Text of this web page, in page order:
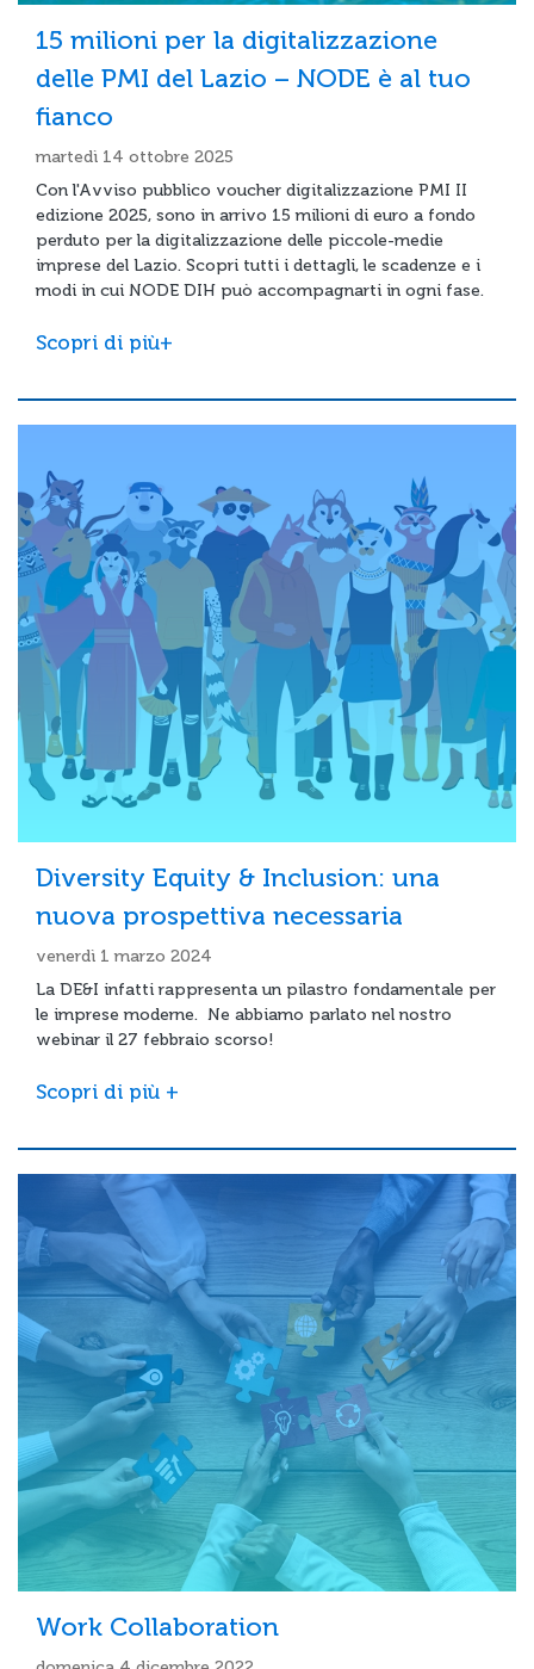
15 milioni per la digitalizzazione
delle PMI del Lazio – NODE è al tuo
fianco
martedì 14 ottobre 2025
Con l'Avviso pubblico voucher digitalizzazione PMI II
edizione 2025, sono in arrivo 15 milioni di euro a fondo
perduto per la digitalizzazione delle piccole-medie
imprese del Lazio. Scopri tutti i dettagli, le scadenze e i
modi in cui NODE DIH può accompagnarti in ogni fase.
Scopri di più+
Diversity Equity & Inclusion: una
nuova prospettiva necessaria
venerdì 1 marzo 2024
La DE&I infatti rappresenta un pilastro fondamentale per
le imprese moderne. Ne abbiamo parlato nel nostro
webinar il 27 febbraio scorso!
Scopri di più +
Work Collaboration